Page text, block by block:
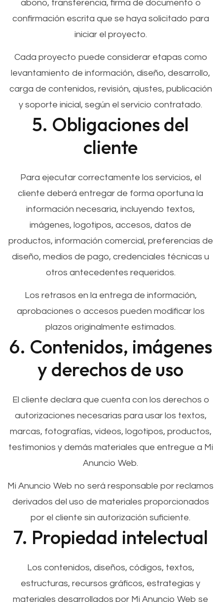
abono, transferencia, firma de documento o
confirmación escrita que se haya solicitado para
iniciar el proyecto.
Cada proyecto puede considerar etapas como
levantamiento de información, diseño, desarrollo,
carga de contenidos, revisión, ajustes, publicación
y soporte inicial, según el servicio contratado.
5. Obligaciones del
cliente
Para ejecutar correctamente los servicios, el
cliente deberá entregar de forma oportuna la
información necesaria, incluyendo textos,
imágenes, logotipos, accesos, datos de
productos, información comercial, preferencias de
diseño, medios de pago, credenciales técnicas u
otros antecedentes requeridos.
Los retrasos en la entrega de información,
aprobaciones o accesos pueden modificar los
plazos originalmente estimados.
6. Contenidos, imágenes
y derechos de uso
El cliente declara que cuenta con los derechos o
autorizaciones necesarias para usar los textos,
marcas, fotografías, videos, logotipos, productos,
testimonios y demás materiales que entregue a Mi
Anuncio Web.
Mi Anuncio Web no será responsable por reclamos
derivados del uso de materiales proporcionados
por el cliente sin autorización suficiente.
7. Propiedad intelectual
Los contenidos, diseños, códigos, textos,
estructuras, recursos gráficos, estrategias y
materiales desarrollados por Mi Anuncio Web se